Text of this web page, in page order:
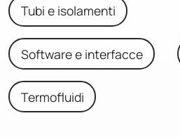
Tubi e isolamenti
Software e interfacce
Termofluidi